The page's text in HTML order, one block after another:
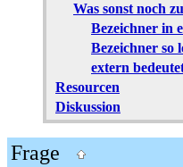
Was sonst noch
Bezeichner in
Bezeichner so
extern
Resourcen
Diskussion
Frage